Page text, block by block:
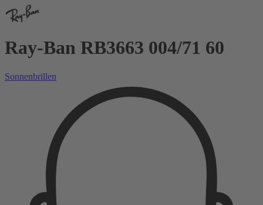
Ray-Ban RB3663 004/71 60
Sonnenbrillen